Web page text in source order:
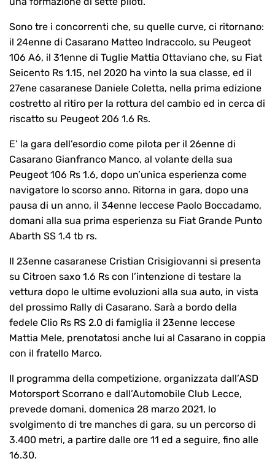
Sono tre i concorrenti che, su quelle curve, ci ritornano:
il 24enne di Casarano Matteo Indraccolo, su Peugeot
106 A6, il 31enne di Tuglie Mattia Ottaviano che, su Fiat
Seicento Rs 1.15, nel 2020 ha vinto la sua classe, ed il
27ene casaranese Daniele Coletta, nella prima edizione
costretto al ritiro per la rottura del cambio ed in cerca di
riscatto su Peugeot 206 1.6 Rs.
E’ la gara dell’esordio come pilota per il 26enne di
Casarano Gianfranco Manco, al volante della sua
Peugeot 106 Rs 1.6, dopo un’unica esperienza come
navigatore lo scorso anno. Ritorna in gara, dopo una
pausa di un anno, il 34enne leccese Paolo Boccadamo,
domani alla sua prima esperienza su Fiat Grande Punto
Abarth SS 1.4 tb rs.
Il 23enne casaranese Cristian Crisigiovanni si presenta
su Citroen saxo 1.6 Rs con l’intenzione di testare la
vettura dopo le ultime evoluzioni alla sua auto, in vista
del prossimo Rally di Casarano. Sarà a bordo della
fedele Clio Rs RS 2.0 di famiglia il 23enne leccese
Mattia Mele, prenotatosi anche lui al Casarano in coppia
con il fratello Marco.
Il programma della competizione, organizzata dall’ASD
Motorsport Scorrano e dall’Automobile Club Lecce,
prevede domani, domenica 28 marzo 2021, lo
svolgimento di tre manches di gara, su un percorso di
3.400 metri, a partire dalle ore 11 ed a seguire, fino alle
16.30.